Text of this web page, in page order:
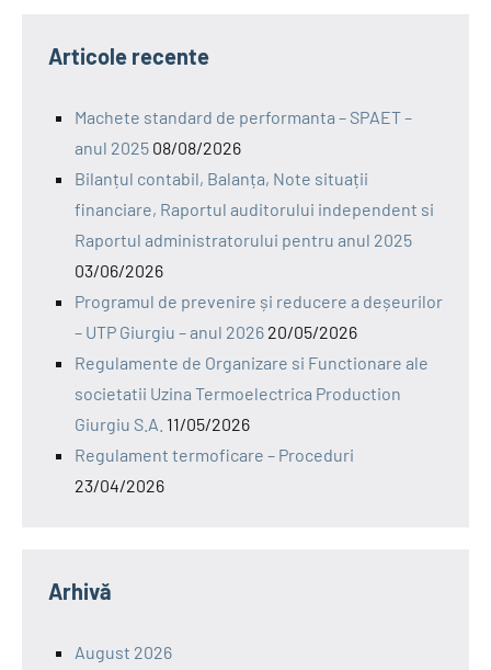
Articole recente
Machete standard de performanta – SPAET –
anul 2025 08/08/2026
Bilanțul contabil, Balanța, Note situații
financiare, Raportul auditorului independent si
Raportul administratorului pentru anul 2025
03/06/2026
Programul de prevenire și reducere a deșeurilor
– UTP Giurgiu – anul 2026 20/05/2026
Regulamente de Organizare si Functionare ale
societatii Uzina Termoelectrica Production
Giurgiu S.A. 11/05/2026
Regulament termoficare – Proceduri
23/04/2026
Arhivă
August 2026